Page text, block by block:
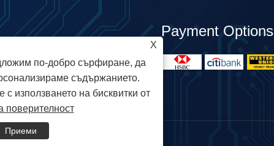
Payment Options
Всички права запазени
X
по-добро сърфиране, да
съдържанието.
с използването на бисквитки от
поверителност
Приеми